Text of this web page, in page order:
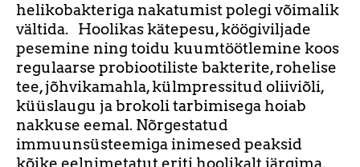
helikobakteriga nakatumist polegi võimalik
vältida. Hoolikas kätepesu, köögiviljade
pesemine ning toidu kuumtöötlemine koos
regulaarse probiootiliste bakterite, rohelise
tee, jõhvikamahla, külmpressitud oliiviõli,
küüslaugu ja brokoli tarbimisega hoiab
nakkuse eemal. Nõrgestatud
immuunsüsteemiga inimesed peaksid